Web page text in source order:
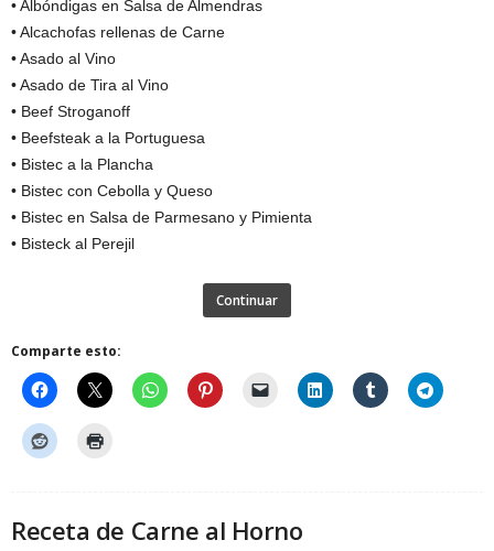
• Albóndigas en Salsa de Almendras
• Alcachofas rellenas de Carne
• Asado al Vino
• Asado de Tira al Vino
• Beef Stroganoff
• Beefsteak a la Portuguesa
• Bistec a la Plancha
• Bistec con Cebolla y Queso
• Bistec en Salsa de Parmesano y Pimienta
• Bisteck al Perejil
Continuar
Comparte esto:
Receta de Carne al Horno